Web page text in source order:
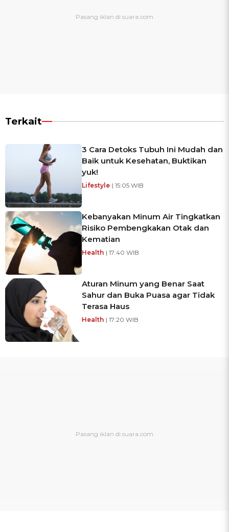
Terkait
3 Cara Detoks Tubuh Ini Mudah dan
Baik untuk Kesehatan, Buktikan
yuk!
Lifestyle | 15:05 WIB
Kebanyakan Minum Air Tingkatkan
Risiko Pembengkakan Otak dan
Kematian
Health | 17:40 WIB
Aturan Minum yang Benar Saat
Sahur dan Buka Puasa agar Tidak
Terasa Haus
Health | 17:20 WIB